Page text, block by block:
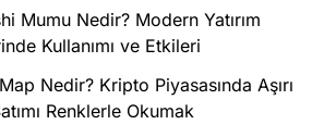
Mumu Nedir? Modern Yatırım
Kullanımı ve Etkileri
Nedir? Kripto Piyasasında Aşırı
Renklerle Okumak